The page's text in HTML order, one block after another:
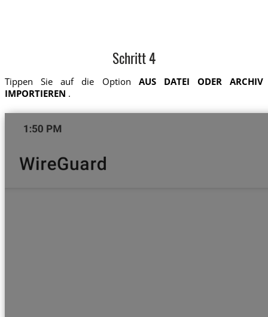
Schritt 4
Tippen Sie auf die Option AUS DATEI ODER ARCHIV
IMPORTIEREN .